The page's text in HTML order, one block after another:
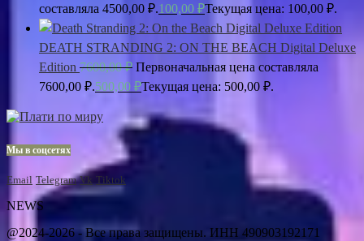
составляла 4500,00 ₽.100,00 ₽Текущая цена: 100,00 ₽.
DEATH STRANDING 2: ON THE BEACH Digital Deluxe
Edition 7600,00₽ Первоначальная цена составляла
7600,00 ₽.500,00 ₽Текущая цена: 500,00 ₽.
Мы в соцсетях
Email Telegram Vk Tiktok
NEWS
@2024-2026 - Все права защищены. ИНН 490903192171